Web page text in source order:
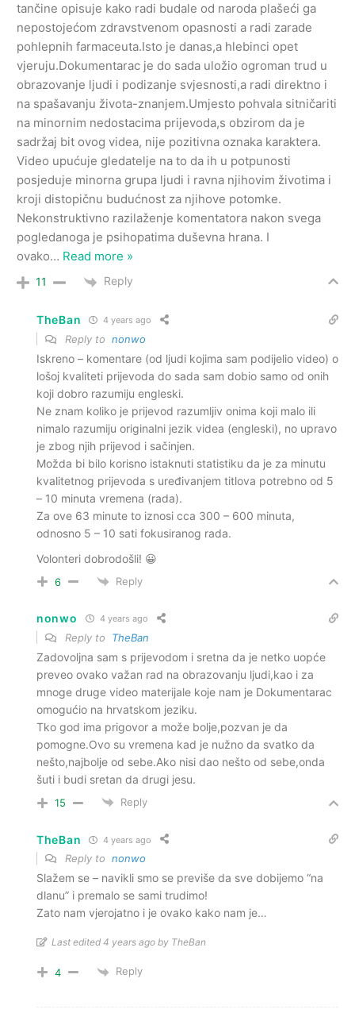
tančine opisuje kako radi budale od naroda plašeći ga
nepostojećom zdravstvenom opasnosti a radi zarade
pohlepnih farmaceuta.Isto je danas,a hlebinci opet
vjeruju.Dokumentarac je do sada uložio ogroman trud u
obrazovanje ljudi i podizanje svjesnosti,a radi direktno i
na spašavanju života-znanjem.Umjesto pohvala sitničariti
na minornim nedostacima prijevoda,s obzirom da je
sadržaj bit ovog videa, nije pozitivna oznaka karaktera.
Video upućuje gledatelje na to da ih u potpunosti
posjeduje minorna grupa ljudi i ravna njihovim životima i
kroji distopičnu budućnost za njihove potomke.
Nekonstruktivno razilaženje komentatora nakon svega
pogledanoga je psihopatima duševna hrana. I
ovako… Read more »
11 Reply
TheBan 4 years ago
Reply to nonwo
Iskreno – komentare (od ljudi kojima sam podijelio video) o
lošoj kvaliteti prijevoda do sada sam dobio samo od onih
koji dobro razumiju engleski.
Ne znam koliko je prijevod razumljiv onima koji malo ili
nimalo razumiju originalni jezik videa (engleski), no upravo
je zbog njih prijevod i sačinjen.
Možda bi bilo korisno istaknuti statistiku da je za minutu
kvalitetnog prijevoda s uređivanjem titlova potrebno od 5
– 10 minuta vremena (rada).
Za ove 63 minute to iznosi cca 300 – 600 minuta,
odnosno 5 – 10 sati fokusiranog rada.
Volonteri dobrodošli! 😀
6 Reply
nonwo 4 years ago
Reply to TheBan
Zadovoljna sam s prijevodom i sretna da je netko uopće
preveo ovako važan rad na obrazovanju ljudi,kao i za
mnoge druge video materijale koje nam je Dokumentarac
omogućio na hrvatskom jeziku.
Tko god ima prigovor a može bolje,pozvan je da
pomogne.Ovo su vremena kad je nužno da svatko da
nešto,najbolje od sebe.Ako nisi dao nešto od sebe,onda
šuti i budi sretan da drugi jesu.
15 Reply
TheBan 4 years ago
Reply to nonwo
Slažem se – navikli smo se previše da sve dobijemo “na
dlanu” i premalo se sami trudimo!
Zato nam vjerojatno i je ovako kako nam je…
Last edited 4 years ago by TheBan
4 Reply